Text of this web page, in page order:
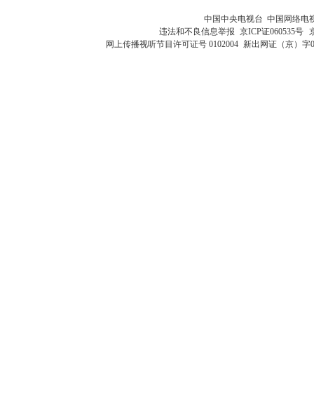
中国中央电视台 中国网络电
违法和不良信息举报 京ICP证060535号
网上传播视听节目许可证号 0102004 新出网证（京）